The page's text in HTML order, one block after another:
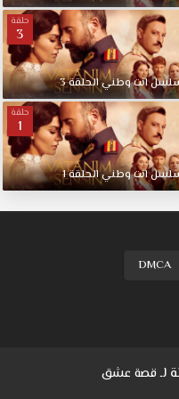
حلقة
3
انتوطنيالحلقة3
حلقة
1
انتوطنيالحلقة1
DMCA
لـقصة عشق